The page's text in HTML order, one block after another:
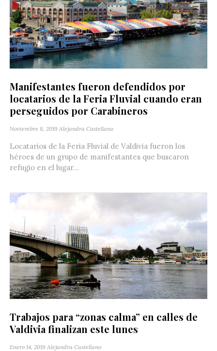
Manifestantes fueron defendidos por
locatarios de la Feria Fluvial cuando eran
perseguidos por Carabineros
Noviembre 8, 2019 Alejandra Castellano
Locatarios de la Feria Fluvial de Valdivia fueron los
héroes de un grupo de manifestantes que buscaron
refugio en el lugar...
Trabajos para “zonas calma” en calles de
Valdivia finalizan este lunes
Enero 14, 2019 Alejandra Castellano